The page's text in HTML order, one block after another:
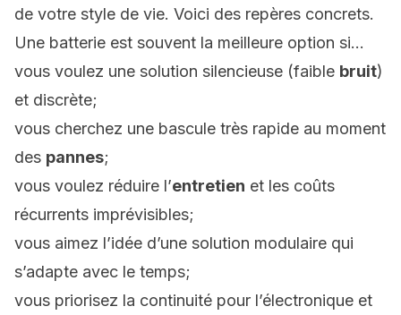
de votre style de vie. Voici des repères concrets.
Une batterie est souvent la meilleure option si…
vous voulez une solution silencieuse (faible bruit)
et discrète;
vous cherchez une bascule très rapide au moment
des pannes;
vous voulez réduire l’entretien et les coûts
récurrents imprévisibles;
vous aimez l’idée d’une solution modulaire qui
s’adapte avec le temps;
vous priorisez la continuité pour l’électronique et